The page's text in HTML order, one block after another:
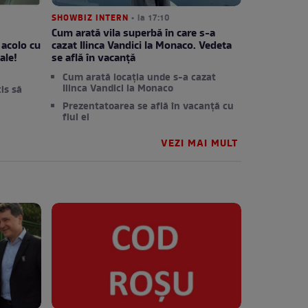
cu
să
SHOWBIZ INTERN • la 17:10
Cum arată vila superbă în care s-a
cazat Ilinca Vandici la Monaco. Vedeta
se află în vacanță
Cum arată locația unde s-a cazat
Ilinca Vandici la Monaco
Prezentatoarea se află în vacanță cu
fiul ei
VEZI MAI MULT